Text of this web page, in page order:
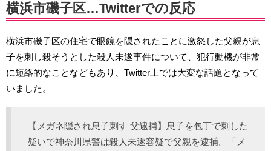
横浜市磯子区…Twitterでの反応
横浜市磯子区の住宅で眼鏡を隠されたことに激怒した父親が息
子を刺し殺そうとした殺人未遂事件について、犯行動機が非常
に短絡的なことなどもあり、Twitter上では大変な話題となって
いました。
【メガネ隠され息子刺す 父逮捕】息子を包丁で刺した
疑いで神奈川県警は殺人未遂容疑で父親を逮捕。「メ